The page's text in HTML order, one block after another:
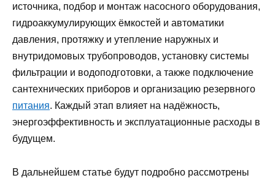
источника, подбор и монтаж насосного оборудования,
гидроаккумулирующих ёмкостей и автоматики
давления, протяжку и утепление наружных и
внутридомовых трубопроводов, установку системы
фильтрации и водоподготовки, а также подключение
сантехнических приборов и организацию резервного
питания. Каждый этап влияет на надёжность,
энергоэффективность и эксплуатационные расходы в
будущем.
В дальнейшем статье будут подробно рассмотрены